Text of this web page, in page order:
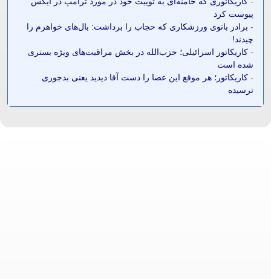
پیوست کرد
- برادر بانوی ورزشکاری که حجاب را برداشت: بال‌های خواهرم را
چیدند!
- کاریکاتور اسرائیلی؛ حزب‌الله در بخش مراقبت‌های ویژه بستری
شده است
- کاریکاتور؛ هر موقع این عصا را دست آقا دیدید یعنی بدجوری
ترسیده